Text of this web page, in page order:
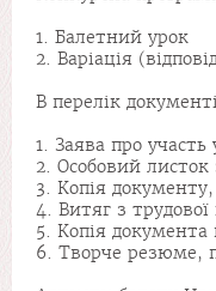
1. Балетний урок
2. Варіація
В перелік
1. Заява про
2. Особовий
3. Копія
4. Витяг з
5. Копія документа
6. Творче резюме,